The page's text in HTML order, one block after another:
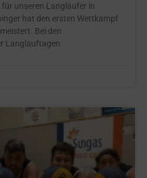
unseren Langläufer in
hat den ersten Wettkampf
Bei den
Langlauftagen